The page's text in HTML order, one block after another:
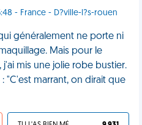
- France - D?ville-l?s-rouen
généralement ne porte ni
Mais pour le
mis une jolie robe bustier.
"C'est marrant, on dirait que